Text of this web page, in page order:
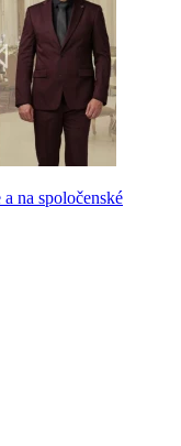
na spoločenské